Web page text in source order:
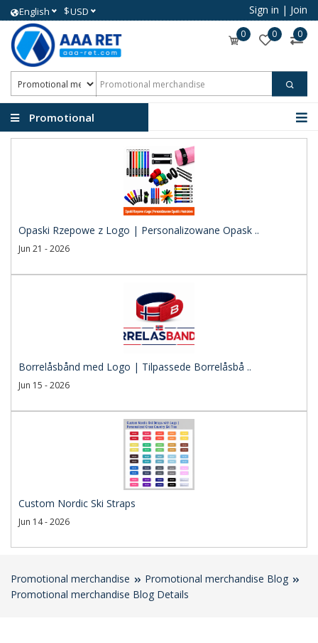
English $USD Sign in | Join
0 0 0
Promotional
Opaski Rzepowe z Logo | Personalizowane Opask ..
Jun 21 - 2026
Borrelåsbånd med Logo | Tilpassede Borrelåsbå ..
Jun 15 - 2026
Custom Nordic Ski Straps
Jun 14 - 2026
Promotional merchandise
Promotional merchandise Blog
Promotional merchandise Blog Details